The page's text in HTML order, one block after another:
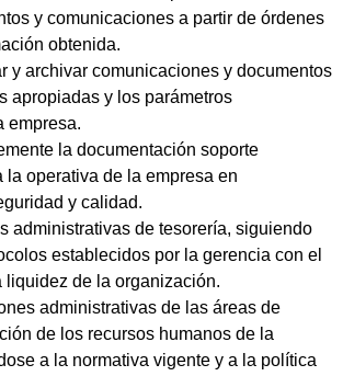
y comunicaciones a partir de órdenes
obtenida.
y archivar comunicaciones y documentos
apropiadas y los parámetros
empresa.
la documentación soporte
la operativa de la empresa en
y calidad.
administrativas de tesorería, siguiendo
establecidos por la gerencia con el
liquidez de la organización.
administrativas de las áreas de
de los recursos humanos de la
a la normativa vigente y a la política